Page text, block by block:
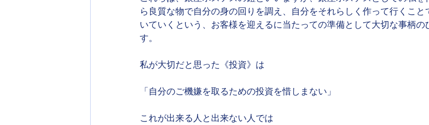
ら良質な物で自分の身の回りを調え、自分をそれらしく作って行くこ
いていくという、お客様を迎えるに当たっての準備として大切な事柄の
す。
私が大切だと思った《投資》は
「自分のご機嫌を取るための投資を惜しまない」
これが出来る人と出来ない人では